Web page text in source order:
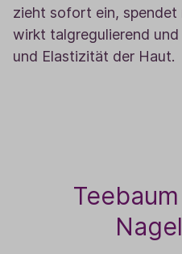
zieht sofort ein,
wirkt talgregulierend
und Elastizität der Haut.